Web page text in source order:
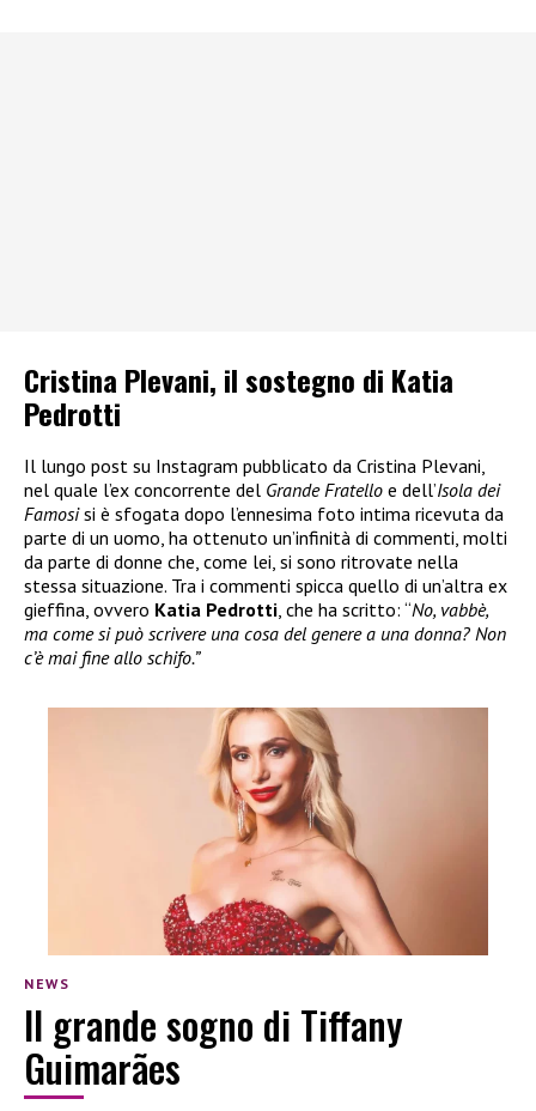
Cristina Plevani, il sostegno di Katia
Pedrotti
Il lungo post su Instagram pubblicato da Cristina Plevani,
nel quale l’ex concorrente del Grande Fratello e dell’Isola dei
Famosisi è sfogata dopo l’ennesima foto intima ricevuta da
parte di un uomo, ha ottenuto un’infinità di commenti, molti
da parte di donne che, come lei, si sono ritrovate nella
stessa situazione. Tra i commenti spicca quello di un’altra ex
gieffina, ovvero Katia Pedrotti , che ha scritto: “No, vabbè,
ma come si può scrivere una cosa del genere a una donna? Non
c’è mai fine allo schifo.”
NEWS
Il grande sogno di Tiffany
Guimarães